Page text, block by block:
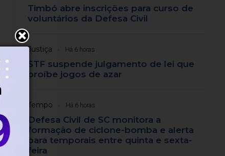
Timbó abre inscrições para curso de
voluntários da Defesa Civil
Justiça Há 6 horas
STF suspende julgamento de lei que
proíbe jogos de azar
Tempo Há 6 horas
Defesa Civil de SC monitora a
formação de ciclone-bomba e alerta
para temporais entre quinta e sexta-
feira